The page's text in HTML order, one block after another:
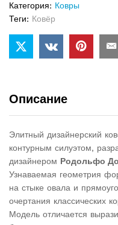
Категория: Ковры
Теги: Ковёр
Описание
Элитный дизайнерский
контурным силуэтом,
дизайнером Родольфо
Узнаваемая геометрия
на стыке овала и
очертания классических
Модель отличается